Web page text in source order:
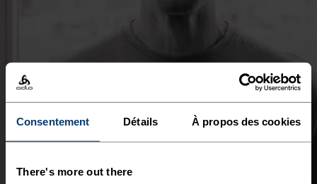
Consentement Détails À propos des cookies
There's more out there